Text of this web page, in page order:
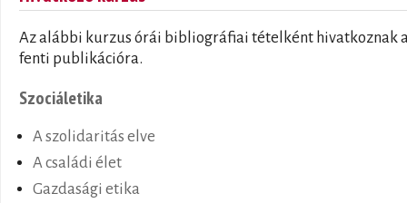
Az alábbi kurzus órái bibliográfiai tételként hivatkoznak
fenti publikációra.
Szociáletika
A szolidaritás elve
A családi élet
Gazdasági etika